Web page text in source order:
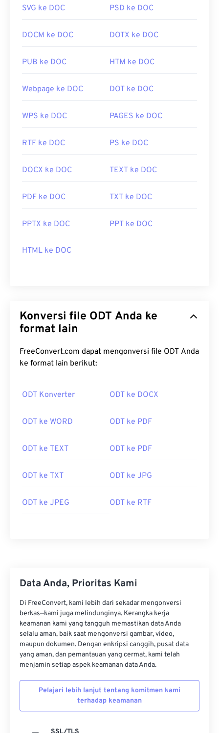
SVG ke DOC PSD ke DOC
DOCM ke DOC DOTX ke DOC
PUB ke DOC HTM ke DOC
Webpage ke DOC DOT ke DOC
WPS ke DOC PAGES ke DOC
RTF ke DOC PS ke DOC
DOCX ke DOC TEXT ke DOC
PDF ke DOC TXT ke DOC
PPTX ke DOC PPT ke DOC
HTML ke DOC
Konversi file ODT Anda ke
format lain
FreeConvert.com dapat mengonversi file ODT Anda
ke format lain berikut:
ODT Konverter ODT ke DOCX
ODT ke WORD ODT ke PDF
ODT ke TEXT ODT ke PDF
ODT ke TXT ODT ke JPG
ODT ke JPEG ODT ke RTF
Data Anda, Prioritas Kami
Di FreeConvert, kami lebih dari sekadar mengonversi
berkas—kami juga melindunginya. Kerangka kerja
keamanan kami yang tangguh memastikan data Anda
selalu aman, baik saat mengonversi gambar, video,
maupun dokumen. Dengan enkripsi canggih, pusat data
yang aman, dan pemantauan yang cermat, kami telah
menjamin setiap aspek keamanan data Anda.
Pelajari lebih lanjut tentang komitmen kami
terhadap keamanan